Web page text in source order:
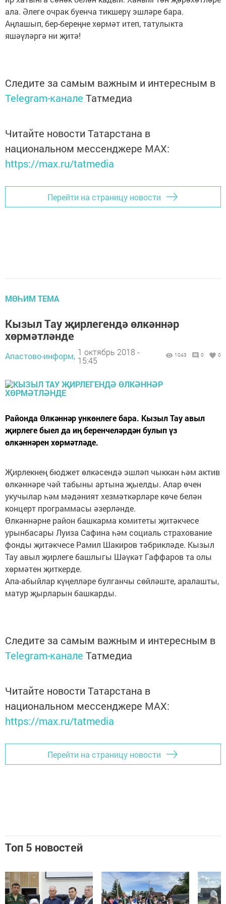
ала. Әлеге очрак буенча тикшерү эшләре бара.
Аңлашып, бер-береңне хөрмәт итеп, татулыкта
яшәүләргә ни җитә!
Следите за самым важным и интересным в
Telegram-канале Татмедиа
Читайте новости Татарстана в
национальном мессенджере MАХ:
https://max.ru/tatmedia
Перейти на страницу новости
МӨҺИМ ТЕМА
Кызыл Тау җирлегендә өлкәннәр
хөрмәтләнде
Апастово-информ, 1 октябрь 2018 -
15:45
1043 0 0
Районда Өлкәннәр ункөнлеге бара. Кызыл Тау авыл
җирлеге быел да иң беренчеләрдән булып үз
өлкәннәрен хөрмәтләде.
Җирлекнең бюджет өлкәсендә эшләп чыккан һәм актив
өлкәннәре чәй табыны артына җыелды. Алар өчен
укучылар һәм мәдәният хезмәткәрләре көче белән
концерт программасы әзерләнде.
Өлкәннәрне район башкарма комитеты җитәкчесе
урынбасары Луиза Сафина һәм социаль страхование
фонды җитәкчесе Рамил Шакиров тәбрикләде. Кызыл
Тау авыл җирлеге башлыгы Шәүкәт Гаффаров та олы
хөрмәтен җиткерде.
Апа-абыйлар күңелләре булганчы сөйләште, аралашты,
матур җырларын башкарды.
Следите за самым важным и интересным в
Telegram-канале Татмедиа
Читайте новости Татарстана в
национальном мессенджере MАХ:
https://max.ru/tatmedia
Перейти на страницу новости
Топ 5 новостей